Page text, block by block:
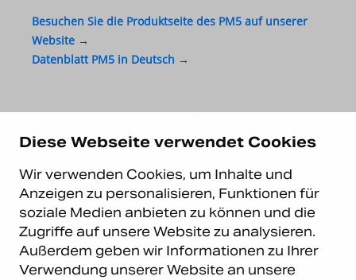
Diese Webseite verwendet Cookies
Wir verwenden Cookies, um Inhalte und
Anzeigen zu personalisieren, Funktionen für
soziale Medien anbieten zu können und die
Zugriffe auf unsere Website zu analysieren.
Außerdem geben wir Informationen zu Ihrer
Verwendung unserer Website an unsere
Besuchen Sie die Produktseite des PM5 auf unserer
Website →
Datenblatt PM5 in Deutsch →
Kontakt
Carema Office DE
Carema GmbH
Lütticher Str. 132
D-40547 Düsseldorf
+49 (0)211 9367 8390